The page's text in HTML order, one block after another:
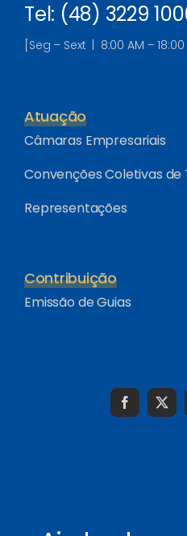
Tel: (48) 3229
[Seg – Sext | 8:00 AM – 18:00
Atuação
Câmaras Empresariais
Convenções Coletivas
Representações
Contribuição
Emissão de Guias